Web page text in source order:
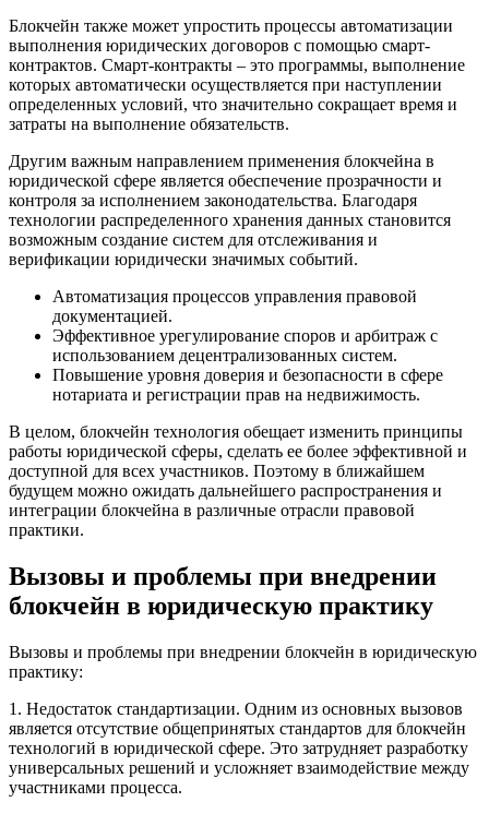
Блокчейн также может упростить процессы автоматизации
выполнения юридических договоров с помощью смарт-
контрактов. Смарт-контракты – это программы, выполнение
которых автоматически осуществляется при наступлении
определенных условий, что значительно сокращает время и
затраты на выполнение обязательств.
Другим важным направлением применения блокчейна в
юридической сфере является обеспечение прозрачности и
контроля за исполнением законодательства. Благодаря
технологии распределенного хранения данных становится
возможным создание систем для отслеживания и
верификации юридически значимых событий.
Автоматизация процессов управления правовой
документацией.
Эффективное урегулирование споров и арбитраж с
использованием децентрализованных систем.
Повышение уровня доверия и безопасности в сфере
нотариата и регистрации прав на недвижимость.
В целом, блокчейн технология обещает изменить принципы
работы юридической сферы, сделать ее более эффективной и
доступной для всех участников. Поэтому в ближайшем
будущем можно ожидать дальнейшего распространения и
интеграции блокчейна в различные отрасли правовой
практики.
Вызовы и проблемы при внедрении
блокчейн в юридическую практику
Вызовы и проблемы при внедрении блокчейн в юридическую
практику:
1. Недостаток стандартизации. Одним из основных вызовов
является отсутствие общепринятых стандартов для блокчейн
технологий в юридической сфере. Это затрудняет разработку
универсальных решений и усложняет взаимодействие между
участниками процесса.